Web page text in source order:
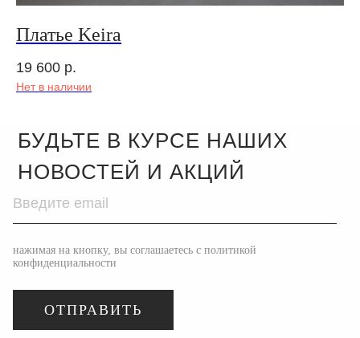
Платье Keira
19 600 р.
Нет в наличии
БУДЬТЕ В КУРСЕ НАШИХ
НОВОСТЕЙ И АКЦИЙ
нажимая на кнопку, вы соглашаетесь с политикой
конфиденциальности
ОТПРАВИТЬ